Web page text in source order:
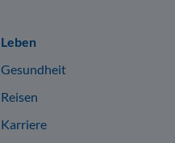
Leben
Gesundheit
Reisen
Karriere